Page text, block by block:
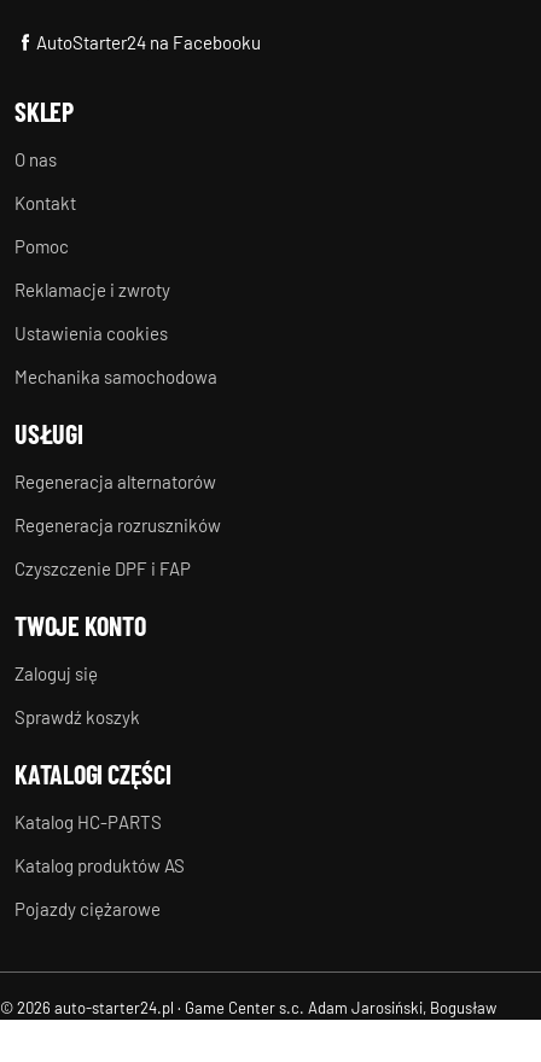
AutoStarter24 na Facebooku
SKLEP
O nas
Kontakt
Pomoc
Reklamacje i zwroty
Ustawienia cookies
Mechanika samochodowa
USŁUGI
Regeneracja alternatorów
Regeneracja rozruszników
Czyszczenie DPF i FAP
TWOJE KONTO
Zaloguj się
Sprawdź koszyk
KATALOGI CZĘŚCI
Katalog HC-PARTS
Katalog produktów AS
Pojazdy ciężarowe
© 2026 auto-starter24.pl · Game Center s.c. Adam Jarosiński, Bogusław